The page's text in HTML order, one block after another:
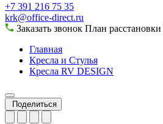
+7 391 216 75 35
krk@office-direct.ru
Заказать звонок План расстановки
Главная
Кресла и Стулья
Кресла RV DESIGN
Поделиться